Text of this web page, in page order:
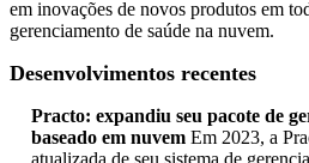
em inovações de novos produtos em
gerenciamento de saúde na nuvem.
Desenvolvimentos recentes
Practo: expandiu seu pacote de
baseado em nuvem Em 2023, a
atualizada de seu sistema de